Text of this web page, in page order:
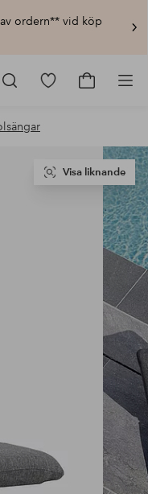
ordern** vid köp
Gå
Gå
Visa liknande